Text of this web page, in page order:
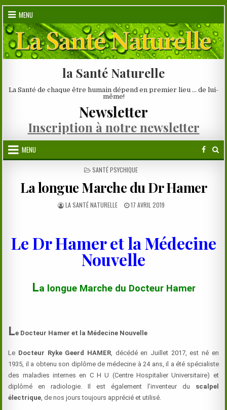
Skip
content
MENU
la Santé Naturelle
La Santé de chaque être humain dépend en premier lieu … de lui-
même!
Newsletter
Inscription à notre newsletter
MENU
POSTED
SANTÉ PSYCHIQUE
La longue Marche du Dr Hamer
AUTHOR:
LA SANTÉ NATURELLE
PUBLISHED
17 AVRIL 2019
Le Dr Hamer et la Médecine
Nouvelle
La longue Marche du Docteur Hamer
Le Docteur Hameret la Médecine Nouvelle
Le Docteur Ryke Geerd HAMER , décédé en Juillet 2017, est né en
1935, il a obtenu son diplôme de médecine à 24 ans, il a été spécialiste
des maladies internes en C H U (Centre Hospitalier Universitaire) et
diplômé en radiologie. Il est également l’inventeur du scalpel
électrique , de nos jours toujours apprécié et utilisé.